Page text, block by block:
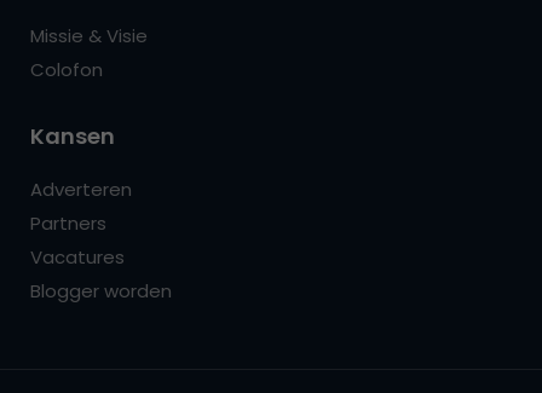
Missie & Visie
Colofon
Kansen
Adverteren
Partners
Vacatures
Blogger worden